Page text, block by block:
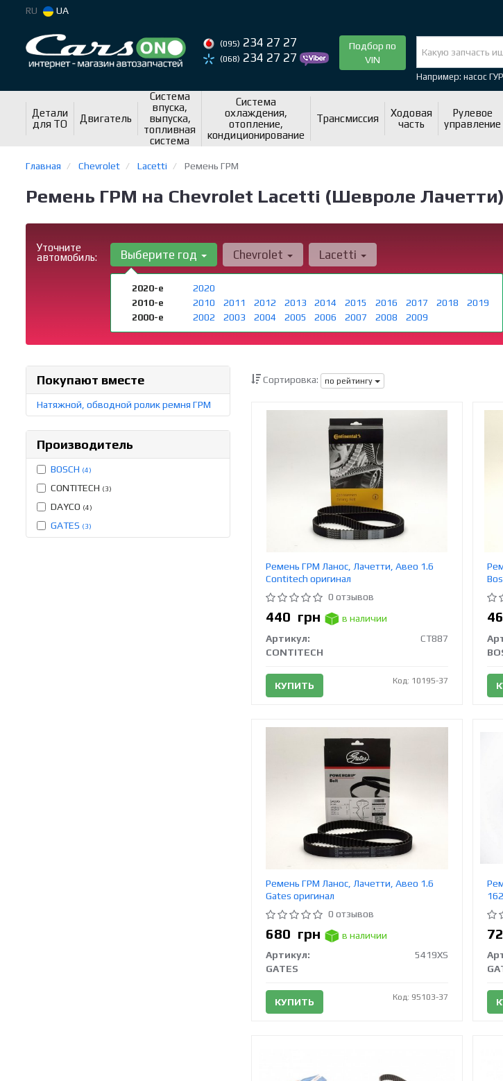
RU UA
(095) 234 27 27
(068) 234 27 27
Подбор по
VIN
Например: насос
Детали
для ТО
Двигатель
Система
впуска,
выпуска,
топливная
система
Система
охлаждения,
отопление,
кондиционирование
Трансмиссия
Ходовая
часть
Рулевое
управление
Главная Chevrolet Lacetti Ремень ГРМ
Ремень ГРМ на Chevrolet Lacetti (Шевроле Лачетти)
Уточните
автомобиль:
Выберите год
2020-е
2020
2010-е
2010 2011 2012 2013 2014 2015 2016 2017 2018
2019
2000-е
2002 2003 2004 2005 2006 2007 2008 2009
Chevrolet Lacetti
Покупают вместе
Натяжной, обводной ролик ремня ГРМ
Производитель
BOSCH (4)
CONTITECH (3)
DAYCO (4)
GATES (3)
Сортировка: по рейтингу
Ремень ГРМ Ланос, Лачетти, Авео 1.6
Contitech оригинал
0 отзывов
440 грн
в наличии
Артикул:
CT887
CONTITECH
КУПИТЬ Код: 10195-37
Ремень ГРМ Ланос, Лачетти, Авео 1.6
Gates оригинал
0 отзывов
680 грн
в наличии
Артикул:
5419XS
GATES
КУПИТЬ Код: 95103-37